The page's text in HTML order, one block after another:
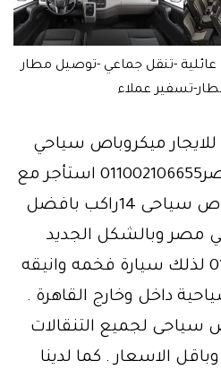
رحلات عائلية -تنقل جماعي -توصيل مطار
تسفير عملاء
اس14راكب للايجار ميكروباص سياحي
باحسن الاسعار في مصر011002106655 استأجر مع
ليموزين مصر ميكروباص سياحى 14راكب بافضل
مصر وبالشكل الجديد
والحصري .01102106655 لذلك سيارة فخمه وانيقه
داخل وخارج القاهرة .
سياحى لجميع التنقالات
الاسعار . كما لدينا